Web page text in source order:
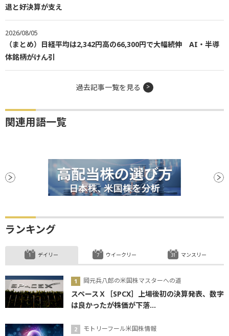
退と好決算が支え
2026/08/05
（まとめ）日経平均は2,342円高の66,300円で大幅続伸 AI・半導
体銘柄がけん引
過去記事一覧を見る
関連用語一覧
ランキング
デイリー
岡元兵八郎の米国株マスターへの道
スペースＸ［SPCX］上場後初の決算発表、数字
は良かったが株価が下落...
モトリーフール米国株情報
ウイークリー マンスリー